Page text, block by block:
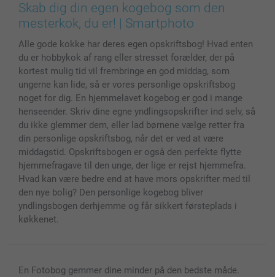
Billeder, Plakater & Fotohæfter
Cover til mobil & tablet
Fotokalender & Kalenderbog
Fotorammer & Tilbehør
Alle fotoprodukter
Cookie Policy
Sitemap
Investor Relations
100% tilfredshedsgaranti
smartbonus
Status for ordrer
Skab dig din egen kogebog som den
mesterkok, du er! | Smartphoto
Alle gode kokke har deres egen opskriftsbog! Hvad enten
du er hobbykok af rang eller stresset forælder, der på
kortest mulig tid vil frembringe en god middag, som
ungerne kan lide, så er vores personlige opskriftsbog
noget for dig. En hjemmelavet kogebog er god i mange
henseender. Skriv dine egne yndlingsopskrifter ind selv, så
du ikke glemmer dem, eller lad børnene vælge retter fra
din personlige opskriftsbog, når det er ved at være
middagstid. Opskriftsbogen er også den perfekte flytte
hjemmefragave til den unge, der lige er rejst hjemmefra.
Hvad kan være bedre end at have mors opskrifter med til
den nye bolig? Den personlige kogebog bliver
yndlingsbogen derhjemme og får sikkert førsteplads i
køkkenet.
En Fotobog gemmer dine minder på den bedste måde.